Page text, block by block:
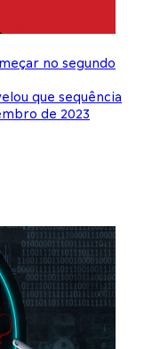
no segundo
que sequência
de 2023